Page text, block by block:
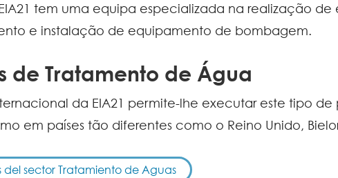
tem uma equipa especializada na realização
e instalação de equipamento de bombagem.
de Tratamento de Água
da EIA21 permite-lhe executar este tipo
em países tão diferentes como o Reino Unido,
del sector Tratamiento de Aguas